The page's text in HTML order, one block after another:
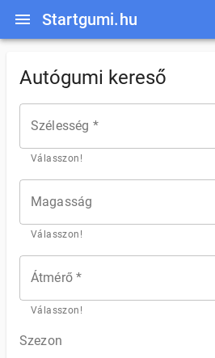
Startgumi.hu
Autógumi kereső
Szélesség *
Válasszon!
Magasság
Válasszon!
Átmérő *
Válasszon!
Szezon